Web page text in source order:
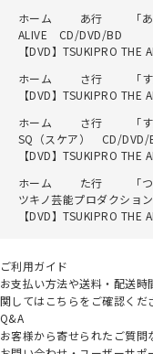
ホーム
あ行 「
ALIVE CD/DVD/BD
【DVD】TSUKIPRO
ホーム
さ行 「
【DVD】TSUKIPRO
ホーム
さ行 「
SQ（スケア） CD/DVD/
【DVD】TSUKIPRO
ホーム
た行
「
ツキノ芸能プロダクション
【DVD】TSUKIPRO
ご利用ガイド
お支払い方法や送料・配送時
関してはこちらをご確認くだ
Q&A
お客様から寄せられたご質問